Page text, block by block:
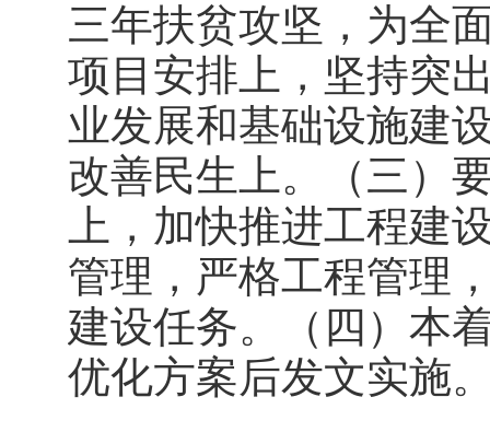
三年扶贫攻坚，为全
项目安排上，坚持突
业发展和基础设施建
改善民生上。（三）
上，加快推进工程建
管理，严格工程管理
建设任务。（四）本
优化方案后发文实施